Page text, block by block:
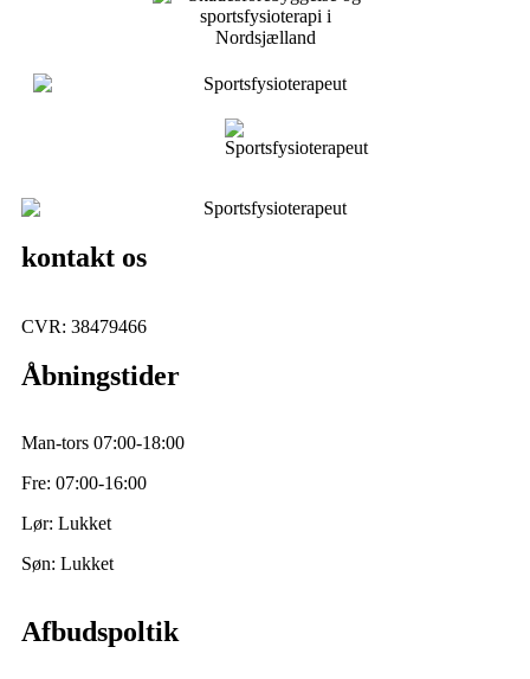
kontakt os
CVR: 38479466
Åbningstider
Man-tors 07:00-18:00
Fre: 07:00-16:00
Lør: Lukket
Søn: Lukket
Afbudspoltik